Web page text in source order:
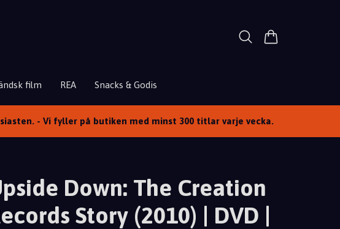
film REA Snacks & Godis
- Vi fyller på butiken med minst 300 titlar varje vecka.
Down: The Creation
Story (2010) | DVD |